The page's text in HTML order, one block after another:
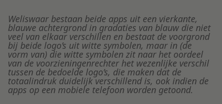
Weliswaar bestaan beide apps uit een vierkante,
blauwe achtergrond in gradaties van blauw die niet
veel van elkaar verschillen en bestaat de voorgrond
bij beide logo’s uit witte symbolen, maar in (de
vorm van) die witte symbolen zit naar het oordeel
van de voorzieningenrechter het wezenlijke verschil
tussen de bedoelde logo’s, die maken dat de
totaalindruk duidelijk verschillend is, ook indien de
apps op een mobiele telefoon worden getoond.